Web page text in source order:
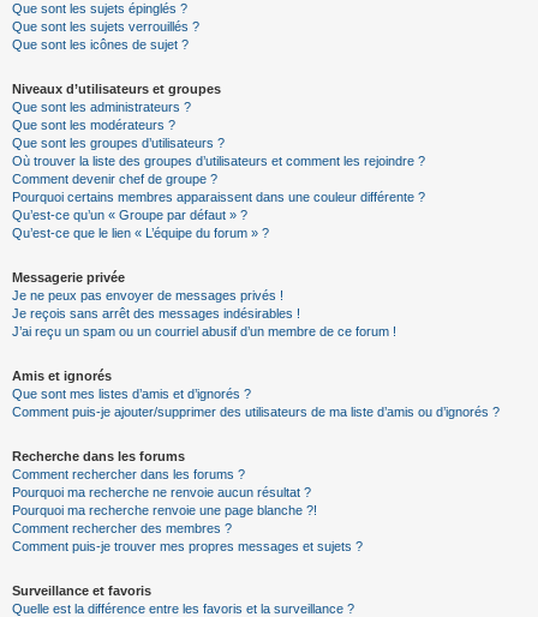
Que sont les sujets épinglés ?
Que sont les sujets verrouillés ?
Que sont les icônes de sujet ?
Niveaux d’utilisateurs et groupes
Que sont les administrateurs ?
Que sont les modérateurs ?
Que sont les groupes d’utilisateurs ?
Où trouver la liste des groupes d’utilisateurs et comment les rejoindre ?
Comment devenir chef de groupe ?
Pourquoi certains membres apparaissent dans une couleur différente ?
Qu’est-ce qu’un « Groupe par défaut » ?
Qu’est-ce que le lien « L’équipe du forum » ?
Messagerie privée
Je ne peux pas envoyer de messages privés !
Je reçois sans arrêt des messages indésirables !
J’ai reçu un spam ou un courriel abusif d’un membre de ce forum !
Amis et ignorés
Que sont mes listes d’amis et d’ignorés ?
Comment puis-je ajouter/supprimer des utilisateurs de ma liste d’amis ou d’ignorés ?
Recherche dans les forums
Comment rechercher dans les forums ?
Pourquoi ma recherche ne renvoie aucun résultat ?
Pourquoi ma recherche renvoie une page blanche ?!
Comment rechercher des membres ?
Comment puis-je trouver mes propres messages et sujets ?
Surveillance et favoris
Quelle est la différence entre les favoris et la surveillance ?